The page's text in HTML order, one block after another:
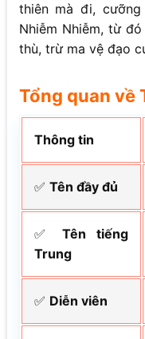
thiên mà đi,
Nhiễm Nhiễm, từ
thù, trừ ma vệ đạo
Tổng quan về
Thông tin
✅ Tên đầy đủ
✅Tên tiếng
Trung
✅ Diễn viên